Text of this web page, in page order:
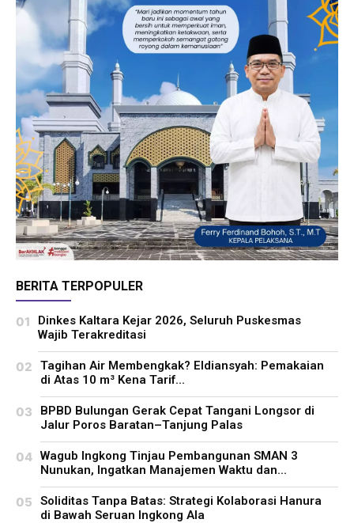
BERITA TERPOPULER
Dinkes Kaltara Kejar 2026, Seluruh Puskesmas
Wajib Terakreditasi
Tagihan Air Membengkak? Eldiansyah: Pemakaian
di Atas 10 m³ Kena Tarif...
BPBD Bulungan Gerak Cepat Tangani Longsor di
Jalur Poros Baratan–Tanjung Palas
Wagub Ingkong Tinjau Pembangunan SMAN 3
Nunukan, Ingatkan Manajemen Waktu dan...
Soliditas Tanpa Batas: Strategi Kolaborasi Hanura
di Bawah Seruan Ingkong Ala